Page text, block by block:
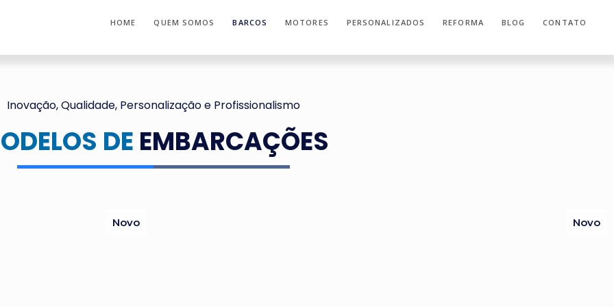
HOME QUEM SOMOS BARCOS MOTORES PERSONALIZADOS REFORMA BLOG CONTATO
Inovação, Qualidade, Personalização e Profissionalismo
DE EMBARCAÇÕES
Novo Novo